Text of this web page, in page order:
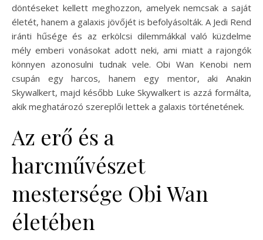
döntéseket kellett meghozzon, amelyek nemcsak a saját
életét, hanem a galaxis jövőjét is befolyásolták. A Jedi Rend
iránti hűsége és az erkölcsi dilemmákkal való küzdelme
mély emberi vonásokat adott neki, ami miatt a rajongók
könnyen azonosulni tudnak vele. Obi Wan Kenobi nem
csupán egy harcos, hanem egy mentor, aki Anakin
Skywalkert, majd később Luke Skywalkert is azzá formálta,
akik meghatározó szereplői lettek a galaxis történetének.
Az erő és a
harcművészet
mestersége Obi Wan
életében